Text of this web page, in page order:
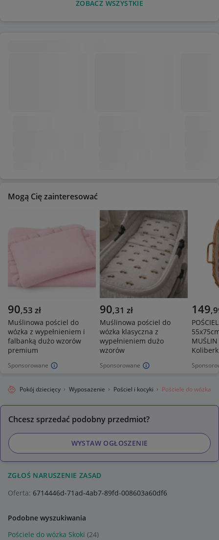
ZOBACZ WSZYSTKIE
Mogą Cię zainteresować
Sponsorowane
90,53 zł
Muślinowa pościel do
wózka z wypełnieniem i
falbanką dużo wzorów
premium
Sponsorowane
90,31 zł
Muślinowa pościel do
wózka klasyczna z
wypełnieniem dużo
wzorów
149,
Pokój dziecięcy Wyposażenie Pościel i kocyki Pościele do wózka
Chcesz sprzedać podobny przedmiot?
WYSTAW OGŁOSZENIE
ZGŁOŚ NARUSZENIE ZASAD
Oferta: 6714446d-71ad-4ab7-89fd-008603a60df6
Podobne wyszukiwania
Pościele do wózka Skoki (24)